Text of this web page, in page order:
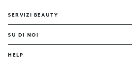
SERVIZI BEAUTY
SU DI NOI
HELP